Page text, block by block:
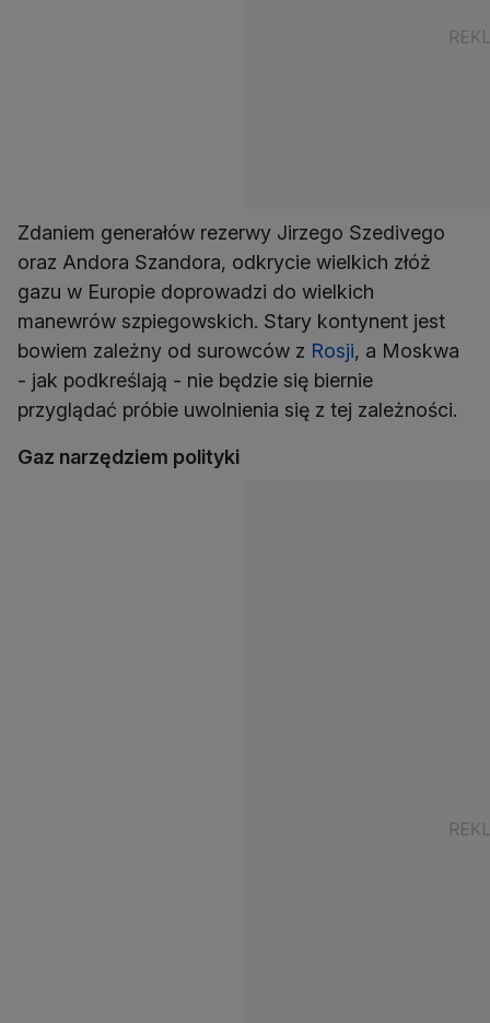
Zdaniem generałów rezerwy Jirzego Szedivego
oraz Andora Szandora, odkrycie wielkich złóż
gazu w Europie doprowadzi do wielkich
manewrów szpiegowskich. Stary kontynent jest
bowiem zależny od surowców z Rosji, a Moskwa
- jak podkreślają - nie będzie się biernie
przyglądać próbie uwolnienia się z tej zależności.
Gaz narzędziem polityki